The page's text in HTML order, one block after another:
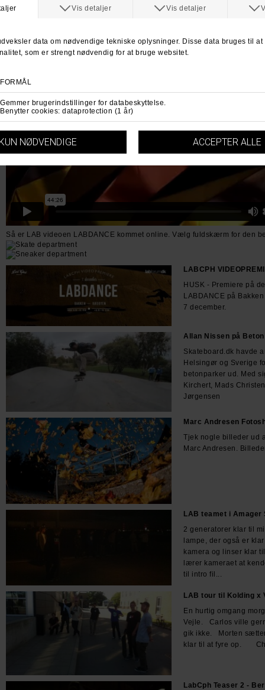
Så er LAB videoen LABDANCE kommet online. Vælg fuldskærm for den
LABCPH
HUSK - Premiere på
LABDANCE på
7 december.
Allan Nissen på
Skateboard.dk havde
Helsingør og Sverige
betonparker ud. Med
Kirchert, Mads
Jørgensen
Marc Andresen
Tjek nogle billeder ud
Marc Andresen.
LAB teamet i Amager
2 generatorer klar til
lampe, der også er
kamera og linser klar
lærer kameraet at
til intro fil...
LAB tour til Kolding x
En hurtig omgang
Vejle. Carlos ville
gik ikke. Morten
klar til at fyre op.
LabCph Teaser 2 -